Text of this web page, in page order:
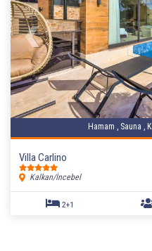
Hamam , Sauna ,
Villa Carlino
Kalkan/İncebel